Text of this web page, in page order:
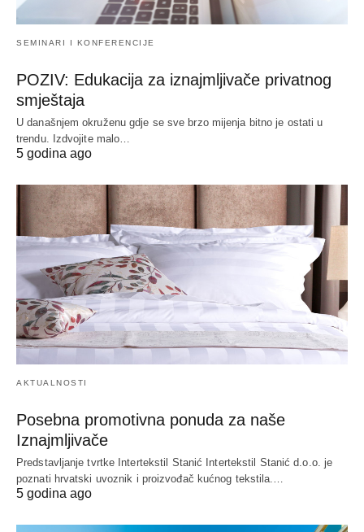
SEMINARI I KONFERENCIJE
POZIV: Edukacija za iznajmljivače privatnog
smještaja
U današnjem okruženu gdje se sve brzo mijenja bitno je ostati u
trendu. Izdvojite malo…
5 godina ago
AKTUALNOSTI
Posebna promotivna ponuda za naše
Iznajmljivače
Predstavljanje tvrtke Intertekstil Stanić Intertekstil Stanić d.o.o. je
poznati hrvatski uvoznik i proizvođač kućnog tekstila.…
5 godina ago